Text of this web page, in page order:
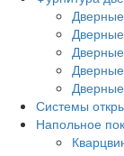
Системы
Напольное